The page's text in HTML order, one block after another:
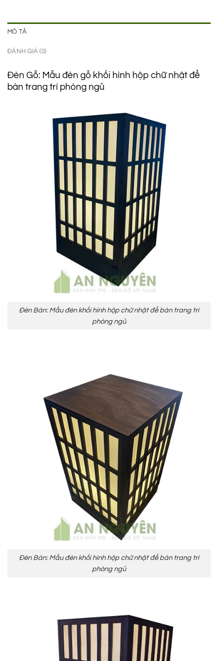
MÔ TẢ
ĐÁNH GIÁ (0)
Đèn Gỗ: Mẫu đèn gỗ khối hình hộp chữ nhật để
bàn trang trí phòng ngủ
Đèn Bàn: Mẫu đèn khối hình hộp chữ nhật để bàn trang trí
phòng ngủ
Đèn Bàn: Mẫu đèn khối hình hộp chữ nhật để bàn trang trí
phòng ngủ